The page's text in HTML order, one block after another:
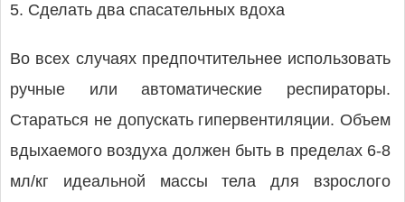
5. Сделать два спасательных вдоха
Во всех случаях предпочтительнее использовать
ручные или автоматические респираторы.
Стараться не допускать гипервентиляции. Объем
вдыхаемого воздуха должен быть в пределах 6-8
мл/кг идеальной массы тела для взрослого